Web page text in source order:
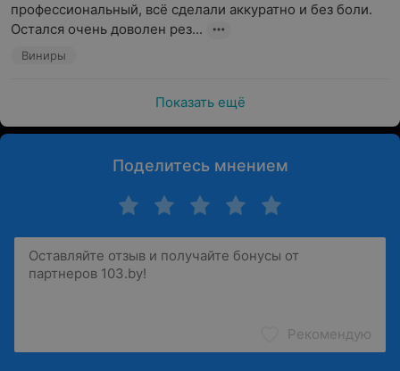
профессиональный, всё сделали аккуратно и без боли.
Остался очень доволен рез...
Виниры
Показать ещё
Поделитесь мнением
Рекомендую